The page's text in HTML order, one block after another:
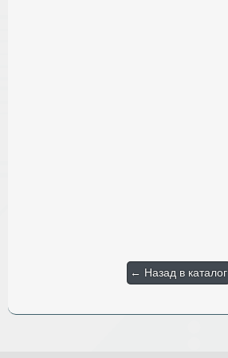
← Назад в каталог